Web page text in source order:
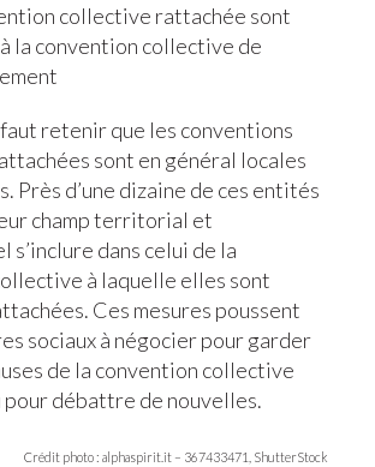
collective rattachée sont
la convention collective de
faut retenir que les conventions
sont en général locales
Près d’une dizaine de ces entités
champ territorial et
s’inclure dans celui de la
à laquelle elles sont
Ces mesures poussent
sociaux à négocier pour garder
de la convention collective
débattre de nouvelles.
Crédit photo : alphaspirit.it – 367433471, ShutterStock